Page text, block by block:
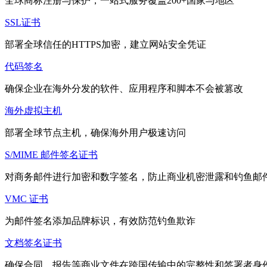
SSL证书
部署全球信任的HTTPS加密，建立网站安全凭证
代码签名
确保企业在海外分发的软件、应用程序和脚本不会被篡改
海外虚拟主机
部署全球节点主机，确保海外用户极速访问
S/MIME 邮件签名证书
对商务邮件进行加密和数字签名，防止商业机密泄露和钓鱼邮
VMC 证书
为邮件签名添加品牌标识，有效防范钓鱼欺诈
文档签名证书